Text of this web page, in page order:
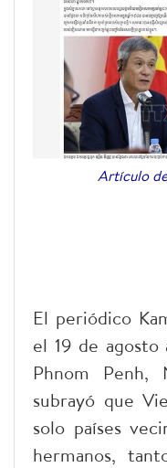
Artículo
El periódico
el 19 de agosto
Phnom Penh,
subrayó que
solo países
hermanos,